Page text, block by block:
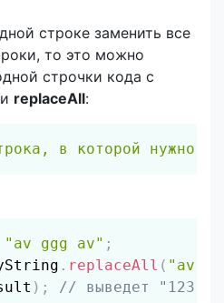
строке заменить все
то это можно
строчки кода с
replaceAll:
в которой нужно
Скопировать
"av ggg av" ;
. replaceAll ( "av"
) ; // выведет "123